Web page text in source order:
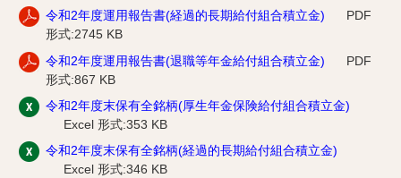
令和2年度運用報告書(経過的長期給付組合積立金)
PDF
形式:2745 KB
令和2年度運用報告書(退職等年金給付組合積立金)
PDF
形式:867 KB
令和2年度末保有全銘柄(厚生年金保険給付組合積立金)
Excel 形式:353 KB
令和2年度末保有全銘柄(経過的長期給付組合積立金)
Excel 形式:346 KB